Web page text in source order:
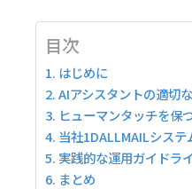
目次
はじめに
AIアシスタントの適切
ヒューマンタッチを保
当社1DALLMAILシス
実践的な運用ガイドラ
まとめ